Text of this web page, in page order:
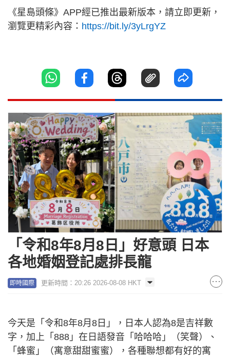
《星島頭條》APP經已推出最新版本，請立即更新，
瀏覽更精彩內容： https://bit.ly/3yLrgYZ
「令和8年8月8日」好意頭 日本
各地婚姻登記處排長龍
即時國際 更新時間：20:26 2026-08-08 HKT
今天是「令和8年8月8日」，日本人認為8是吉祥數
字，加上「888」在日語發音「哈哈哈」（笑聲）、
「蜂蜜」（寓意甜甜蜜蜜），各種聯想都有好的寓